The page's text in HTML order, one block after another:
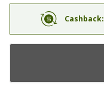
Cashback: